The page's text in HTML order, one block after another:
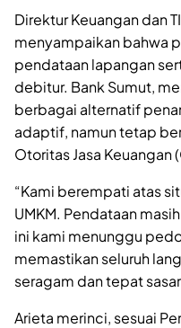
Direktur Keuangan dan
menyampaikan bahwa
pendataan lapangan
debitur. Bank Sumut,
berbagai alternatif
adaptif, namun tetap
Otoritas Jasa Keuangan
“Kami berempati atas
UMKM. Pendataan
ini kami menunggu
memastikan seluruh
seragam dan tepat
Arieta merinci, sesuai